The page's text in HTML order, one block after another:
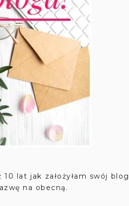
lat jak założyłam swój blog
na obecną.